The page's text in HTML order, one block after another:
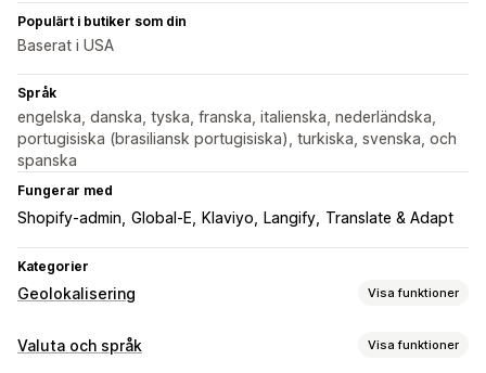
Populärt i butiker som din
Baserat i USA
Språk
engelska, danska, tyska, franska, italienska, nederländska,
portugisiska (brasiliansk portugisiska), turkiska, svenska, och
spanska
Fungerar med
Shopify-admin Global-E Klaviyo Langify Translate & Adapt
Kategorier
Geolokalisering Visa funktioner
Omdirigeringar
Valuta och språk Visa funktioner